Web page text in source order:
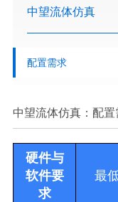
中望流体仿真
配置需求
中望流体仿真：配置
硬件与
软件要
求
最